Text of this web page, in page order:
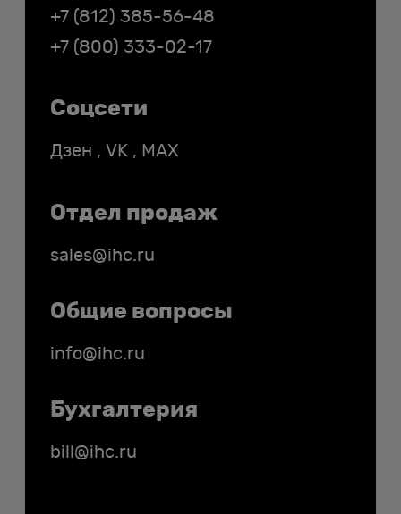
+7 (812) 385-56-48
+7 (800) 333-02-17
Соцсети
Дзен , VK , MAX
Отдел продаж
sales@ihc.ru
Общие вопросы
info@ihc.ru
Бухгалтерия
bill@ihc.ru